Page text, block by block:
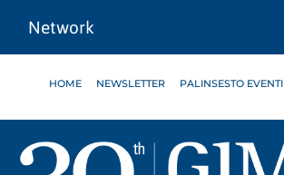
Network
HOME NEWSLETTER PALINSESTO EVENTI